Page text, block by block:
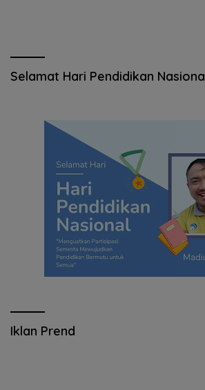
Selamat Hari Pendidikan
Iklan Prend